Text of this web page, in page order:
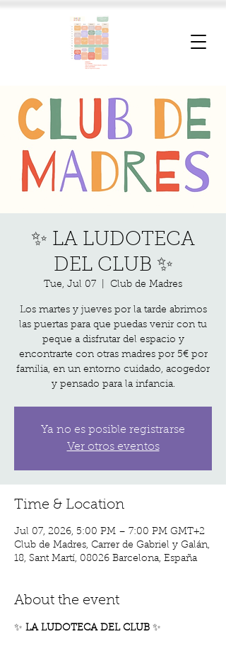
✨ LA LUDOTECA
DEL CLUB ✨
Tue, Jul 07 Club de Madres
Los martes y jueves por la tarde abrimos
las puertas para que puedas venir con tu
peque a disfrutar del espacio y
encontrarte con otras madres por 5€ por
familia, en un entorno cuidado, acogedor
y pensado para la infancia.
Ya no es posible registrarse
Ver otros eventos
Time & Location
Jul 07, 2026, 5:00 PM – 7:00 PM GMT+2
Club de Madres, Carrer de Gabriel y Galán,
18, Sant Martí, 08026 Barcelona, España
About the event
✨ LA LUDOTECA DEL CLUB ✨